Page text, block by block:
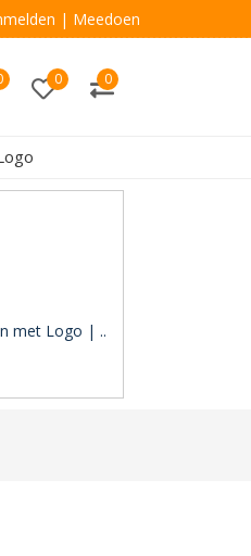
| Meedoen
0 0
met Logo | ..